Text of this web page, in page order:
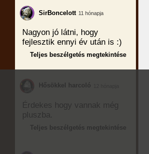
SirBoncelott 11 hónapja
Nagyon jó látni, hogy
fejlesztik ennyi év után is :)
Teljes beszélgetés megtekintése
Hősökkel harcoló
Érdekes hogy vannak még
pluszba.
Teljes beszélgetés megtekintése